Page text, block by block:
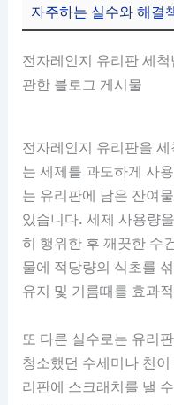
자주하는 실수와 해결
전자레인지 유리판 세
관한 블로그 게시물
전자레인지 유리판을
는 세제를 과도하게 사
는 유리판에 남은 잔여
있습니다. 세제 사용량
히 행위한 후 깨끗한 수
물에 적당량의 식초를
유지 및 기름때를 효과
또 다른 실수로는 유리
청소했던 수세미나 천
리판에 스크래치를 낼